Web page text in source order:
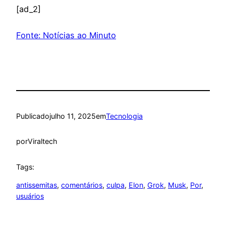
[ad_2]
Fonte: Notícias ao Minuto
Publicadojulho 11, 2025emTecnologia
porViraltech
Tags:
antissemitas, comentários, culpa, Elon, Grok, Musk, Por
usuários